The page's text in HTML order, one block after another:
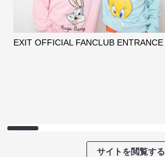
EXIT OFFICIAL FANCLUB ENTRANCE
サイトを閲覧する